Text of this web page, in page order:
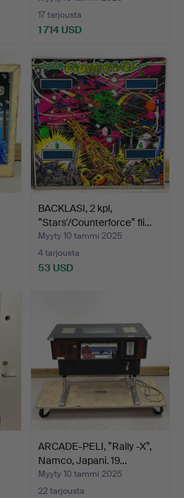
17 tarjousta
1 714 USD
BACKLASI, 2 kpl,
”Stars'/Counterforce” fli…
Myyty 10 tammi 2025
4 tarjousta
53 USD
ARCADE-PELI, ”Rally -X”,
Namco, Japani. 19…
Myyty 10 tammi 2025
22 tarjousta